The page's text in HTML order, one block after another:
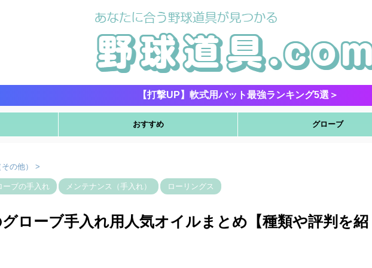
【打撃UP】軟式用バット最強ランキング5選＞
おすすめ グローブ
の他） >
ーブの手入れ メンテナンス（手入れ） ローリングス
ローブ手入れ用人気オイルまとめ【種類や評判を紹